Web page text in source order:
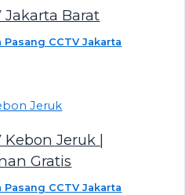
Jakarta Barat
Pasang CCTV Jakarta
Kebon Jeruk |
Gratis
Pasang CCTV Jakarta